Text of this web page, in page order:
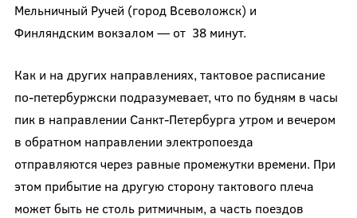
Мельничный Ручей (город Всеволожск) и
Финляндским вокзалом — от 38 минут.
Как и на других направлениях, тактовое расписание
по-петербуржски подразумевает, что по будням в часы
пик в направлении Санкт-Петербурга утром и вечером
в обратном направлении электропоезда
отправляются через равные промежутки времени. При
этом прибытие на другую сторону тактового плеча
может быть не столь ритмичным, а часть поездов